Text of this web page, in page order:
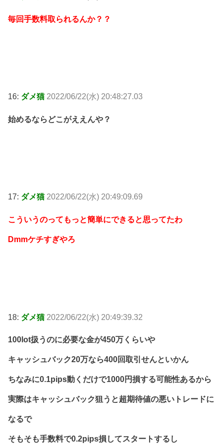
毎回手数料取られるんか？？
16: ダメ猫 2022/06/22(水) 20:48:27.03
始めるならどこがええんや？
17: ダメ猫 2022/06/22(水) 20:49:09.69
こういうのってもっと簡単にできると思ってたわ
Dmmケチすぎやろ
18: ダメ猫 2022/06/22(水) 20:49:39.32
100lot扱うのに必要な金が450万くらいや
キャッシュバック20万なら400回取引せんといかん
ちなみに0.1pips動くだけで1000円損する可能性あるから
実際はキャッシュバック狙うと超期待値の悪いトレードに
なるで
そもそも手数料で0.2pips損してスタートするし